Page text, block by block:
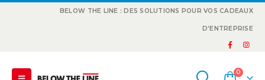
BELOW THE LINE : DES SOLUTIONS POUR VOS CADEAUX
D'ENTREPRISE
0